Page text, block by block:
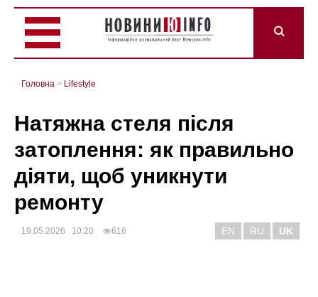
Головна > Lifestyle
Натяжна стеля після
затоплення: як правильно
діяти, щоб уникнути
ремонту
19.05.2026 10:20 616 EN RU UK